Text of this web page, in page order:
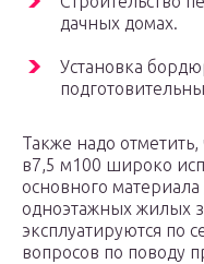
дачных домах.
Установка
Также надо отметить,
в7,5 м100 широко
основного материала
одноэтажных жилых
эксплуатируются по
вопросов по поводу